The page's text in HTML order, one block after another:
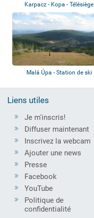
Karpacz - Kopa - Télésiège
Malá Úpa - Station de ski
Liens utiles
Je m'inscris!
Diffuser maintenant
Inscrivez la webcam
Ajouter une news
Presse
Facebook
YouTube
Politique de
confidentialité